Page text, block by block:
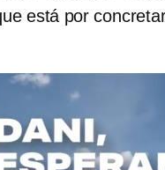
está por